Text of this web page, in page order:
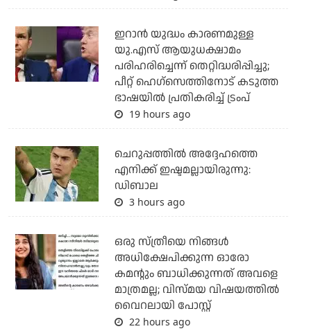
ഇറാന്‍ യുദ്ധം കാരണമുള്ള
യു.എസ് ആയുധക്ഷാമം
പരിഹരിച്ചെന്ന് തെറ്റിദ്ധരിപ്പിച്ചു;
പീറ്റ് ഹെഗ്‌സെത്തിനോട് കടുത്ത
ഭാഷയില്‍ പ്രതികരിച്ച് ട്രംപ്
19 hours ago
ചെറുപ്പത്തില്‍ അദ്ദേഹത്തെ
എനിക്ക് ഇഷ്ടമല്ലായിരുന്നു:
ഡിബാല
3 hours ago
ഒരു സ്ത്രീയെ നിങ്ങള്‍
അധിക്ഷേപിക്കുന്ന ഓരോ
കമന്റും ബാധിക്കുന്നത് അവളെ
മാത്രമല്ല; വിസ്മയ വിഷയത്തില്‍
വൈറലായി പോസ്റ്റ്
22 hours ago